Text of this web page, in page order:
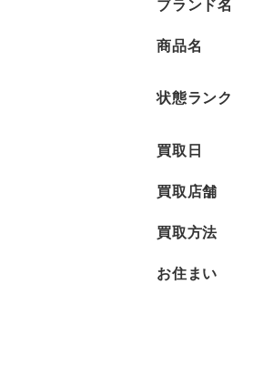
ブランド名
商品名
状態ランク
買取日
買取店舗
買取方法
お住まい